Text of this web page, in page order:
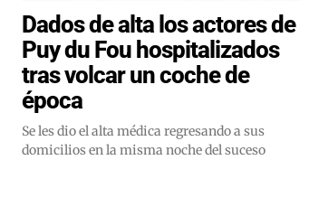
Dados de alta los actores de
Puy du Fou hospitalizados
tras volcar un coche de
época
Se les dio el alta médica regresando a sus
domicilios en la misma noche del suceso